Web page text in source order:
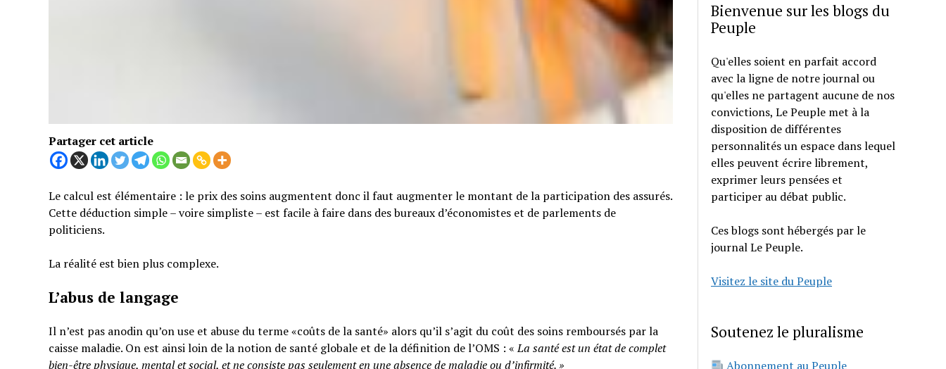
Partager cet article
Le calcul est élémentaire : le prix des soins augmentent donc il faut augmenter le montant de la participation des assurés.
Cette déduction simple – voire simpliste – est facile à faire dans des bureaux d’économistes et de parlements de
politiciens.
La réalité est bien plus complexe.
L’abus de langage
Il n’est pas anodin qu’on use et abuse du terme «coûts de la santé» alors qu’il s’agit du coût des soins remboursés par la
caisse maladie. On est ainsi loin de la notion de santé globale et de la définition de l’OMS : «La santé est un état de complet
bien-être physique, mental et social, et ne consiste pas seulement en une absence de maladie ou d’infirmité.»
Bienvenue sur les blogs du
Peuple
Qu'elles soient en parfait accord
avec la ligne de notre journal ou
qu'elles ne partagent aucune de nos
convictions, Le Peuple met à la
disposition de différentes
personnalités un espace dans lequel
elles peuvent écrire librement,
exprimer leurs pensées et
participer au débat public.
Ces blogs sont hébergés par le
journal Le Peuple.
Visitez le site du Peuple
Soutenez le pluralisme
Abonnement au Peuple